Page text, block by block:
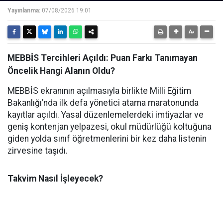
Yayınlanma: 07/08/2026 19:01
MEBBİS Tercihleri Açıldı: Puan Farkı Tanımayan
Öncelik Hangi Alanın Oldu?
MEBBİS ekranının açılmasıyla birlikte Milli Eğitim
Bakanlığı’nda ilk defa yönetici atama maratonunda
kayıtlar açıldı. Yasal düzenlemelerdeki imtiyazlar ve
geniş kontenjan yelpazesi, okul müdürlüğü koltuğuna
giden yolda sınıf öğretmenlerini bir kez daha listenin
zirvesine taşıdı.
Takvim Nasıl İşleyecek?